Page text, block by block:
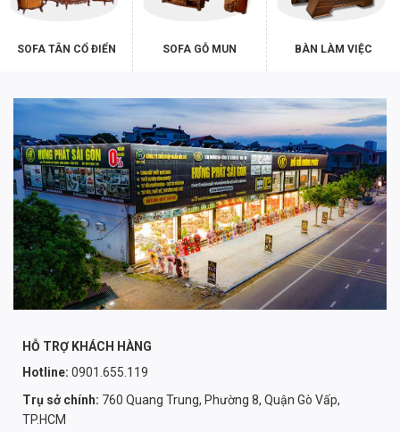
SOFA TÂN CỔ ĐIỂN SOFA GỖ MUN BÀN LÀM VIỆC
HỖ TRỢ KHÁCH HÀNG
Hotline: 0901.655.119
Trụ sở chính: 760 Quang Trung, Phường 8, Quận Gò Vấp,
TP.HCM